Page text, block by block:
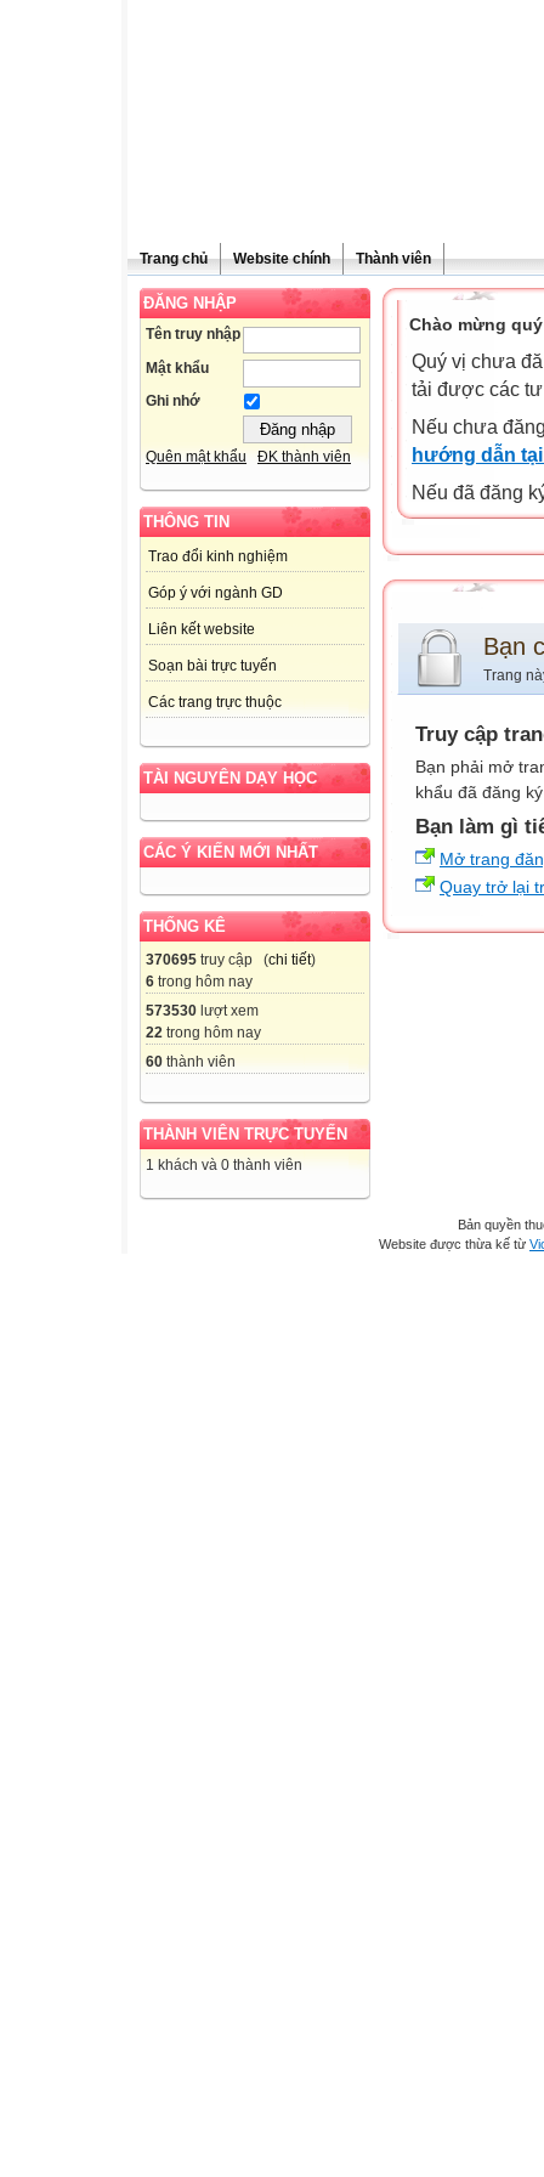
Trang chủ Website chính Thành viên
ĐĂNG NHẬP
Tên truy nhập
Mật khẩu
Ghi nhớ
Quên mật khẩu ĐK thành viên
THÔNG TIN
Trao đổi kinh nghiệm
Góp ý với ngành GD
Liên kết website
Soạn bài trực tuyến
Các trang trực thuộc
TÀI NGUYÊN DẠY HỌC
CÁC Ý KIẾN MỚI NHẤT
THỐNG KÊ
370695 truy cập (chi tiết)
6 trong hôm nay
573530 lượt xem
22 trong hôm nay
60 thành viên
THÀNH VIÊN TRỰC TUYẾN
1 khách và 0 thành viên
Chào mừng
Quý vị chưa
tải được các
Nếu chưa
hướng dẫn
Nếu đã đăng
Bạn
Trang
Truy cập
Bạn phải mở
khẩu đã đăng
Bạn làm gì
Mở trang
Quay trở lại
Bản quyền
Website được thừa kế từ